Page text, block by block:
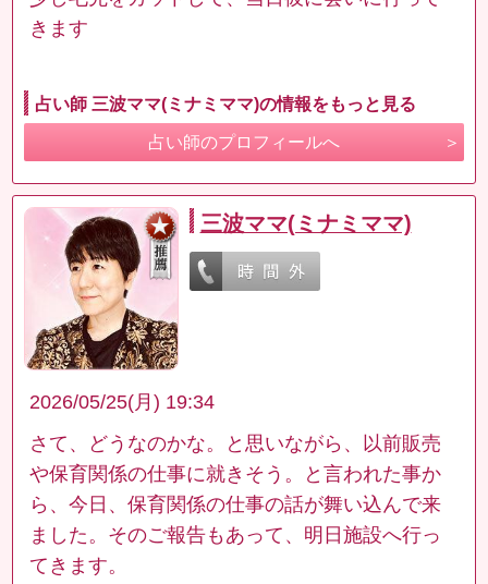
きます
占い師 三波ママ(ミナミママ)の情報をもっと見る
占い師のプロフィールへ
三波ママ(ミナミママ)
2026/05/25(月) 19:34
さて、どうなのかな。と思いながら、以前販売
や保育関係の仕事に就きそう。と言われた事か
ら、今日、保育関係の仕事の話が舞い込んで来
ました。そのご報告もあって、明日施設へ行っ
てきます。